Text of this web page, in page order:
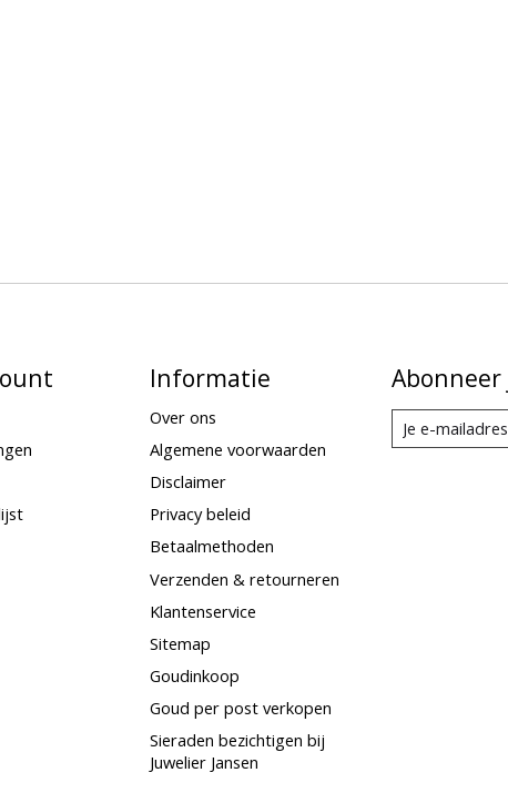
Informatie
Over ons
Algemene voorwaarden
Disclaimer
Privacy beleid
Betaalmethoden
Verzenden & retourneren
Klantenservice
Sitemap
Goudinkoop
Goud per post verkopen
Sieraden bezichtigen bij
Juwelier Jansen